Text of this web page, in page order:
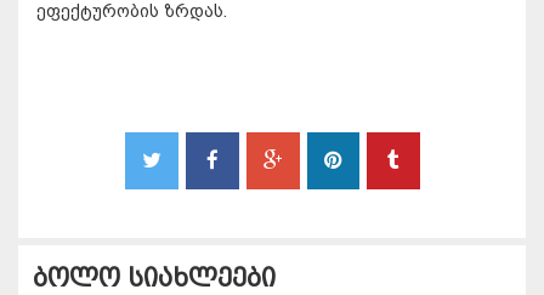
ეფექტურობის ზრდას.
ბოლო სიახლეები